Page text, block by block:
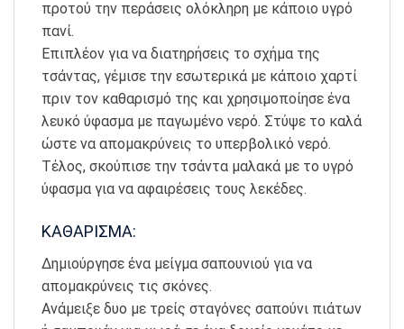
προτού την περάσεις ολόκληρη με κάποιο υγρό
πανί.
Επιπλέον για να διατηρήσεις το σχήμα της
τσάντας, γέμισε την εσωτερικά με κάποιο χαρτί
πριν τον καθαρισμό της και χρησιμοποίησε ένα
λευκό ύφασμα με παγωμένο νερό. Στύψε το καλά
ώστε να απομακρύνεις το υπερβολικό νερό.
Τέλος, σκούπισε την τσάντα μαλακά με το υγρό
ύφασμα για να αφαιρέσεις τους λεκέδες.
ΚΑΘΑΡΙΣΜΑ:
Δημιούργησε ένα μείγμα σαπουνιού για να
απομακρύνεις τις σκόνες.
Ανάμειξε δυο με τρείς σταγόνες σαπούνι πιάτων